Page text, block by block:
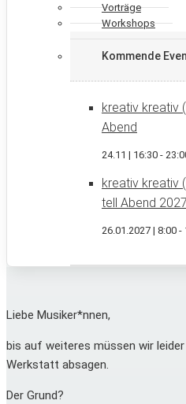
Vorträge
Workshops
Kommende
kreativ kreativ
Abend
24.11 | 16:30 -
kreativ kreativ
tell Abend 2027
26.01.2027 | 8:00 -
Liebe Musiker*nnen,
bis auf weiteres müssen wir
Werkstatt absagen.
Der Grund?